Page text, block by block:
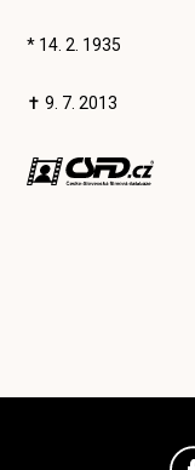
* 14. 2. 1935
✝ 9. 7. 2013